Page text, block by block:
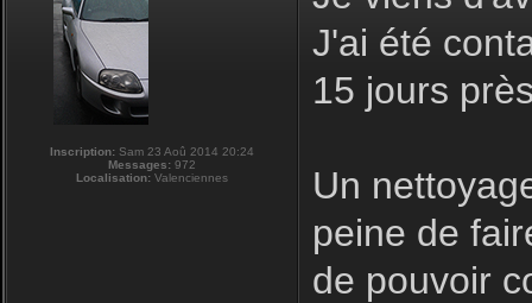
Inscription: Sam 23 Aoû 2014 20:24
Messages: 972
Localisation: Valenciennes
J'ai été
15 jours
Un
peine de
de pouvoir